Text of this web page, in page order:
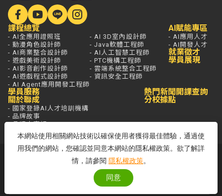
課程總覽
- AI全應用證照班
- 動漫角色設計師
- AI商業整合設計師
- 遊戲美術設計師
- AI影音創作設計師
- AI遊戲程式設計師
- AI Agent應用開發工程師
- AI 3D室內設計師
- Java軟體工程師
- AI人工智慧工程師
- PTC機構工程師
- 雲端系統整合工程師
- 資訊安全工程師
AI賦能專區
- AI應用人才
- AI開發人才
就業徵才
學員展現
學員服務
關於聯成
- 國家登錄AI人才培訓機構
- 品牌故事
- 品牌大事記
熱門新聞
分校據點
開課查詢
若想進一步了解，打通電話問最安心，
免付費專線歡迎來電！
客服專線：0800-580-581
周一至五 09:00~18:00
本網站使用相關網站技術以確保使用者獲得最佳體驗，通過使
用我們的網站，您確認並同意本網站的隱私權政策。欲了解詳
情，請參閱 隱私權政策。
同意